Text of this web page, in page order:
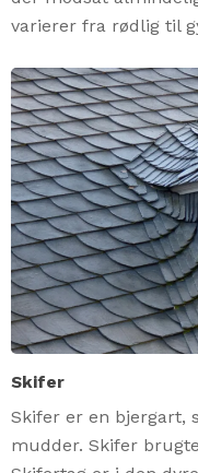
varierer fra rødlig til
Skifer
Skifer er en bjergart,
mudder. Skifer